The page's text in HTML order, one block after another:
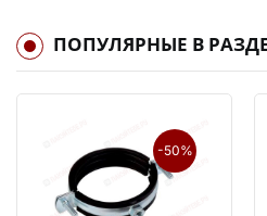
ПОПУЛЯРНЫЕ В
-50%